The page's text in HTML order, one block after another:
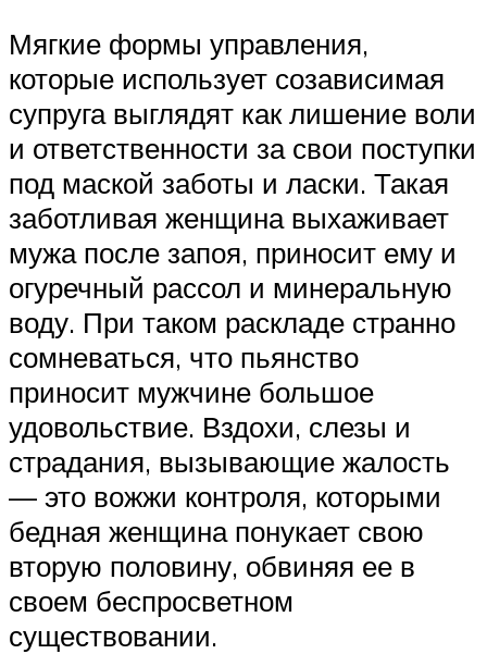
Мягкие формы управления,
которые использует созависимая
супруга выглядят как лишение воли
и ответственности за свои поступки
под маской заботы и ласки. Такая
заботливая женщина выхаживает
мужа после запоя, приносит ему и
огуречный рассол и минеральную
воду. При таком раскладе странно
сомневаться, что пьянство
приносит мужчине большое
удовольствие. Вздохи, слезы и
страдания, вызывающие жалость
— это вожжи контроля, которыми
бедная женщина понукает свою
вторую половину, обвиняя ее в
своем беспросветном
существовании.